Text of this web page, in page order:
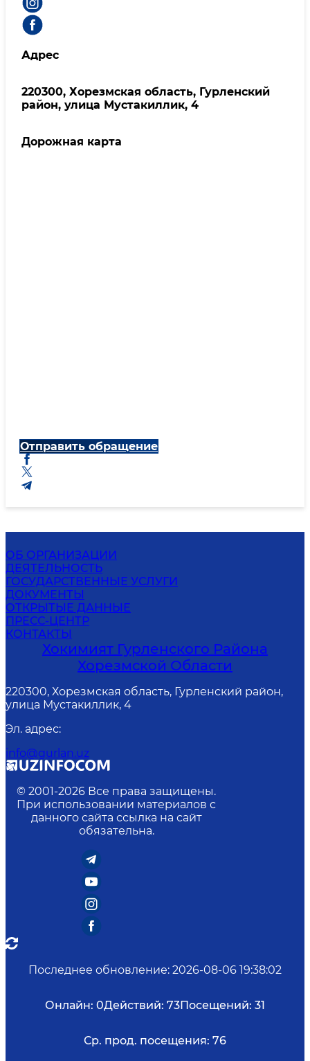
Адрес
220300, Хорезмская область, Гурленский
район, улица Мустакиллик, 4
Дорожная карта
Отправить обращение
ОБ ОРГАНИЗАЦИИ
ДЕЯТЕЛЬНОСТЬ
ГОСУДАРСТВЕННЫЕ УСЛУГИ
ДОКУМЕНТЫ
ОТКРЫТЫЕ ДАННЫЕ
ПРЕСС-ЦЕНТР
КОНТАКТЫ
Хокимият Гурленского Района
Хорезмской Области
220300, Хорезмская область, Гурленский район,
улица Мустакиллик, 4
Эл. адрес:
info@gurlan.uz
© 2001-2026 Все права защищены.
При использовании материалов с
данного сайта ссылка на сайт
обязательна.
Последнее обновление: 2026-08-06 19:38:02
Онлайн: 0Действий: 73Посещений: 31
Ср. прод. посещения: 76